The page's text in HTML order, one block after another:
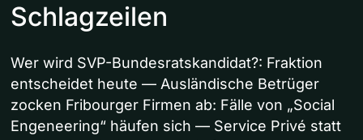
Schlagzeilen
Wer wird SVP-Bundesratskandidat?: Fraktion
entscheidet heute — Ausländische Betrüger
zocken Fribourger Firmen ab: Fälle von „Social
Engeneering“ häufen sich — Service Privé statt